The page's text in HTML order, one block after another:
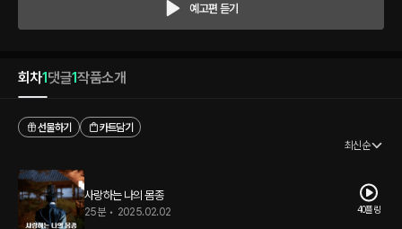
예고편 듣기
회차1댓글1작품소개
선물하기
카트담기
최신순
사랑하는 나의 몸종
25분 • 2025.02.02 40플링